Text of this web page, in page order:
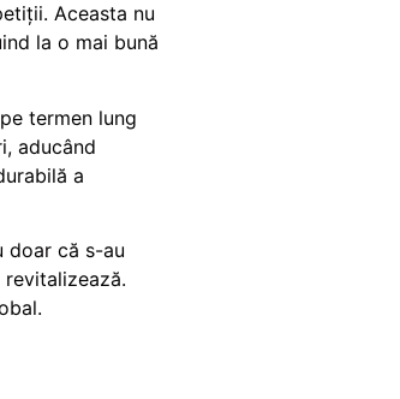
Aceasta nu
la o mai bună
termen lung
aducând
a
doar că s-au